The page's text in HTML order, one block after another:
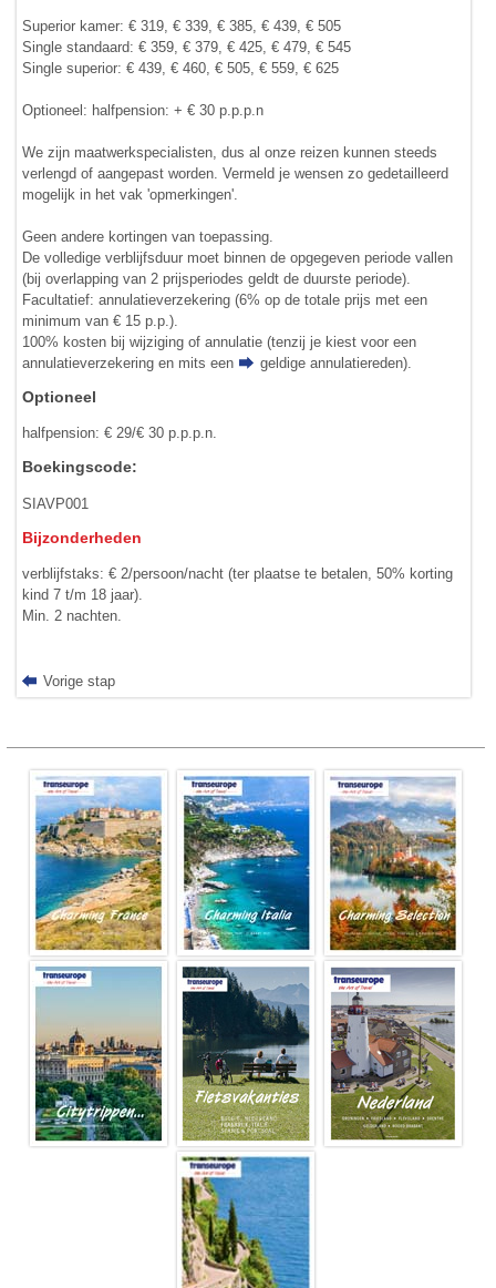
Superior kamer: € 319, € 339, € 385, € 439, € 505
Single standaard: € 359, € 379, € 425, € 479, € 545
Single superior: € 439, € 460, € 505, € 559, € 625
Optioneel: halfpension: + € 30 p.p.p.n
We zijn maatwerkspecialisten, dus al onze reizen kunnen steeds
verlengd of aangepast worden. Vermeld je wensen zo gedetailleerd
mogelijk in het vak 'opmerkingen'.
Geen andere kortingen van toepassing.
De volledige verblijfsduur moet binnen de opgegeven periode vallen
(bij overlapping van 2 prijsperiodes geldt de duurste periode).
Facultatief: annulatieverzekering (6% op de totale prijs met een
minimum van € 15 p.p.).
100% kosten bij wijziging of annulatie (tenzij je kiest voor een
annulatieverzekering en mits een
geldige annulatiereden).
Optioneel
halfpension: € 29/€ 30 p.p.p.n.
Boekingscode:
SIAVP001
Bijzonderheden
verblijfstaks: € 2/persoon/nacht (ter plaatse te betalen, 50% korting
kind 7 t/m 18 jaar).
Min. 2 nachten.
Vorige stap